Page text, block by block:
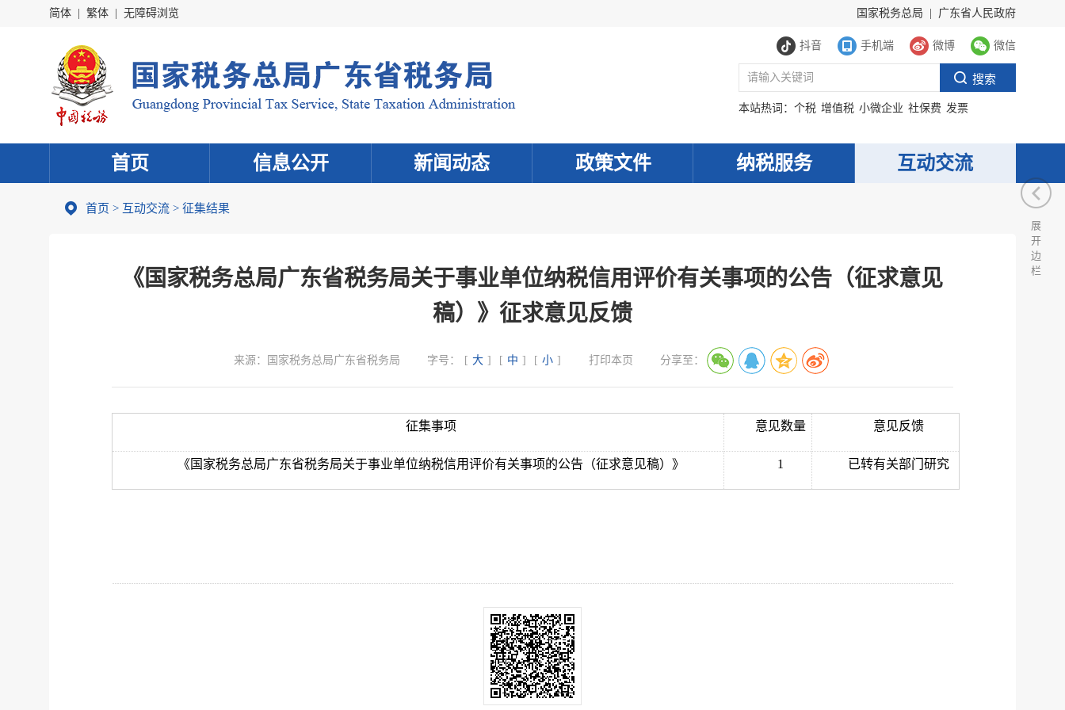
简体 繁体 无障碍浏览 国家税务总局 广东省人民政府
抖音 手机端 微博 微信
本站热词： 个税 增值税 小微企业 社保费 发票
首页 信息公开 新闻动态 政策文件 纳税服务 互动交流
首页 > 互动交流 > 征集结果
《国家税务总局广东省税务局关于事业单位纳税信用评价有关事项的公告（征求意见
稿）》征求意见反馈
来源： 国家税务总局广东省税务局 字号： [ 大 ] [ 中 ] [ 小 ] 打印本页 分享至：
征集事项 意见数量 意见反馈
《国家税务总局广东省税务局关于事业单位纳税信用评价有关事项的公告（征求意见稿）》 1 已转有关部门研究
展
开
边
栏